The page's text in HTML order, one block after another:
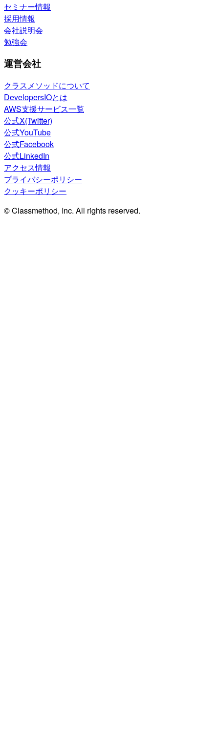
セミナー情報
採用情報
会社説明会
勉強会
運営会社
クラスメソッドについて
DevelopersIOとは
AWS支援サービス一覧
公式X(Twitter)
公式YouTube
公式Facebook
公式LinkedIn
アクセス情報
プライバシーポリシー
クッキーポリシー
© Classmethod, Inc. All rights reserved.